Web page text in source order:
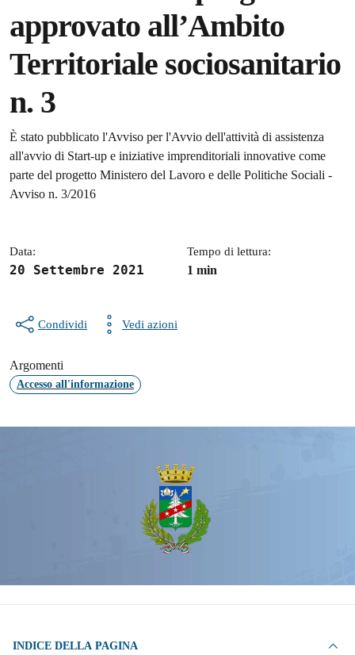
approvato all’Ambito
Territoriale sociosanitario
n. 3
Dettagli della notizia
È stato pubblicato l'Avviso per l'Avvio dell'attività di assistenza
all'avvio di Start-up e iniziative imprenditoriali innovative come
parte del progetto Ministero del Lavoro e delle Politiche Sociali -
Avviso n. 3/2016
Data:
20 Settembre 2021
Tempo di lettura:
1 min
Condividi Vedi azioni
Argomenti
Accesso all'informazione
INDICE DELLA PAGINA